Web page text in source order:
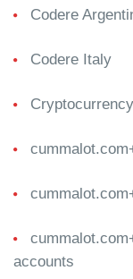
Codere
Codere Italy
accounts